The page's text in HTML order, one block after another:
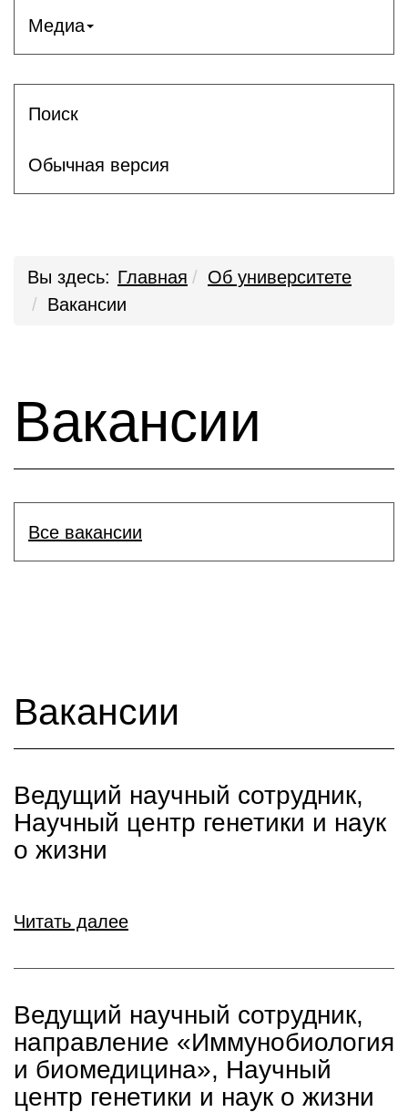
Медиа
Поиск
Обычная версия
Вы здесь: Главная
Об университете
Вакансии
Вакансии
Все вакансии
Вакансии
Ведущий научный сотрудник,
Научный центр генетики и наук
о жизни
Читать далее
Ведущий научный сотрудник,
направление «Иммунобиология
и биомедицина», Научный
центр генетики и наук о жизни